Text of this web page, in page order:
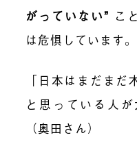
がっていない” こ
は危惧しています。
「日本はまだま
と思っている人が
（奥田さん）